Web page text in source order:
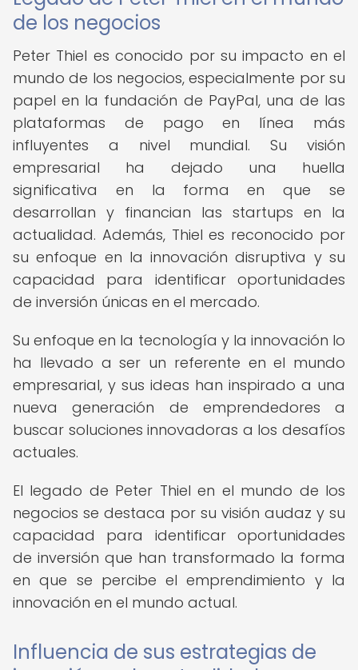
de los negocios
Peter Thiel es conocido por su impacto en el
mundo de los negocios, especialmente por su
papel en la fundación de PayPal, una de las
plataformas de pago en línea más
influyentes a nivel mundial. Su visión
empresarial ha dejado una huella
significativa en la forma en que se
desarrollan y financian las startups en la
actualidad. Además, Thiel es reconocido por
su enfoque en la innovación disruptiva y su
capacidad para identificar oportunidades
de inversión únicas en el mercado.
Su enfoque en la tecnología y la innovación lo
ha llevado a ser un referente en el mundo
empresarial, y sus ideas han inspirado a una
nueva generación de emprendedores a
buscar soluciones innovadoras a los desafíos
actuales.
El legado de Peter Thiel en el mundo de los
negocios se destaca por su visión audaz y su
capacidad para identificar oportunidades
de inversión que han transformado la forma
en que se percibe el emprendimiento y la
innovación en el mundo actual.
Influencia de sus estrategias de